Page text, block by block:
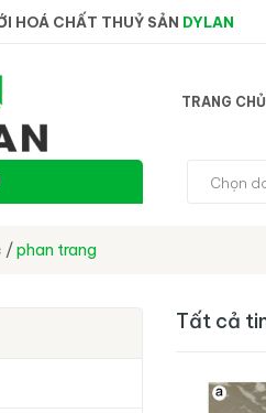
HOÁ CHẤT THUỶ SẢN DYLAN
TRANG CHỦ
Chọn
/phan trang
Tất cả